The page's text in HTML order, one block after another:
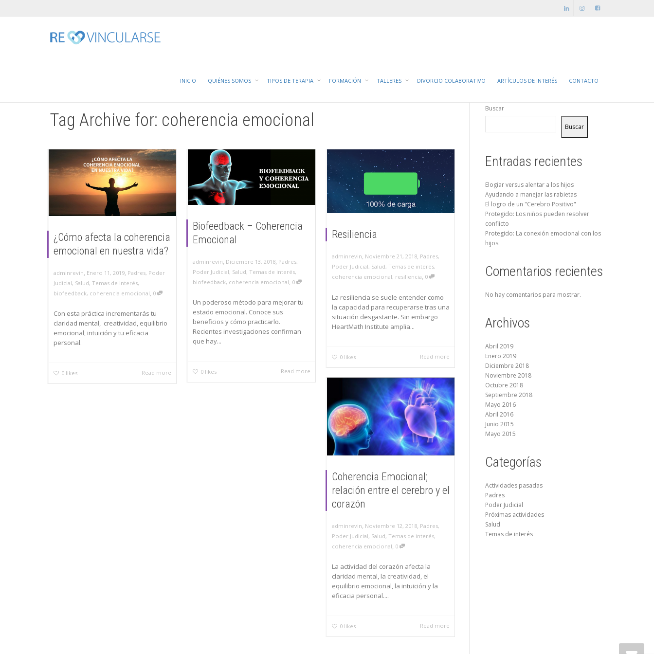
INICIO QUIÉNES SOMOS TIPOS DE TERAPIA FORMACIÓN TALLERES DIVORCIO COLABORATIVO ARTÍCULOS DE INTERÉS CONTACTO
Tag Archive for: coherencia emocional
¿Cómo afecta la coherencia
emocional en nuestra vida?
adminrevin, Enero 11, 2019, Padres, Poder
Judicial, Salud, Temas de interés,
biofeedback, coherencia emocional, 0
Con esta práctica incrementarás tu
claridad mental, creatividad, equilibrio
emocional, intuición y tu eficacia
personal.
0 likes Read more
Biofeedback – Coherencia
Emocional
adminrevin, Diciembre 13, 2018, Padres,
Poder Judicial, Salud, Temas de interés,
biofeedback, coherencia emocional, 0
Un poderoso método para mejorar tu
estado emocional. Conoce sus
beneficios y cómo practicarlo.
Recientes investigaciones confirman
que hay...
0 likes Read more
Resiliencia
adminrevin, Noviembre 21, 2018, Padres,
Poder Judicial, Salud, Temas de interés,
coherencia emocional, resiliencia, 0
La resiliencia se suele entender como
la capacidad para recuperarse tras una
situación desgastante. Sin embargo
HeartMath Institute amplia...
0 likes Read more
Coherencia Emocional;
relación entre el cerebro y el
corazón
adminrevin, Noviembre 12, 2018, Padres,
Poder Judicial, Salud, Temas de interés,
coherencia emocional, 0
La actividad del corazón afecta la
claridad mental, la creatividad, el
equilibrio emocional, la intuición y la
eficacia personal....
0 likes Read more
Buscar
Buscar
Entradas recientes
Elogiar versus alentar a los hijos
Ayudando a manejar las rabietas
El logro de un "Cerebro Positivo"
Protegido: Los niños pueden resolver
conflicto
Protegido: La conexión emocional con los
hijos
Comentarios recientes
No hay comentarios para mostrar.
Archivos
Abril 2019
Enero 2019
Diciembre 2018
Noviembre 2018
Octubre 2018
Septiembre 2018
Mayo 2016
Abril 2016
Junio 2015
Mayo 2015
Categorías
Actividades pasadas
Padres
Poder Judicial
Próximas actividades
Salud
Temas de interés